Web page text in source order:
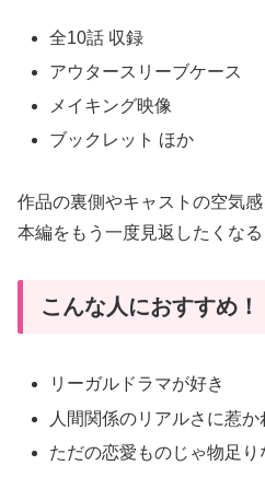
全10話 収録
アウタースリーブケース
メイキング映像
ブックレット ほか
作品の裏側やキャストの空気感
本編をもう一度見返したくなる
こんな人におすすめ！
リーガルドラマが好き
人間関係のリアルさに惹か
ただの恋愛ものじゃ物足り